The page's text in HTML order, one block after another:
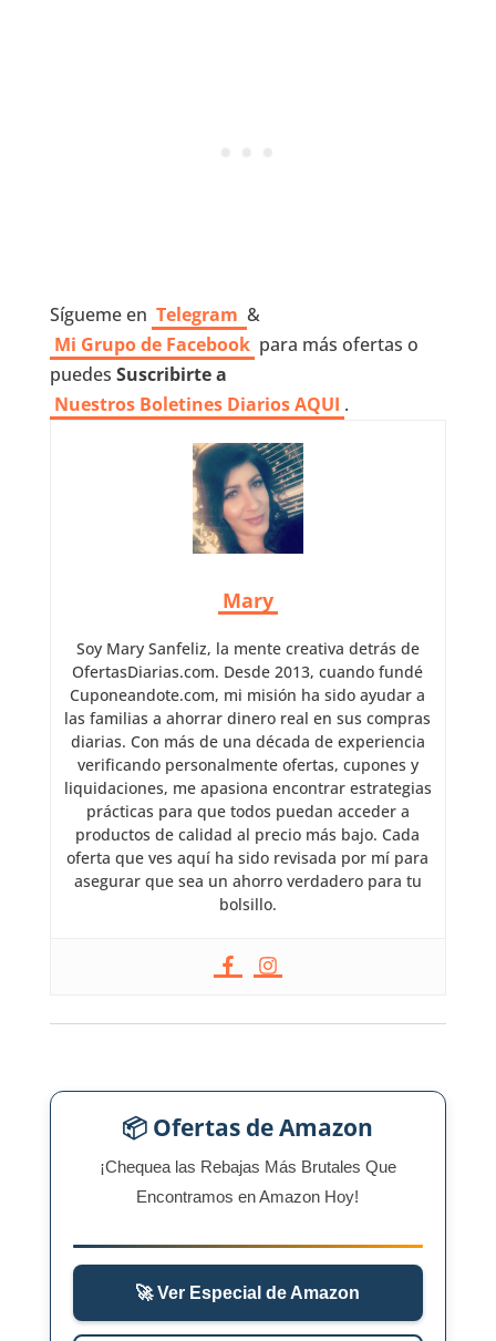
Sígueme en Telegram &
Mi Grupo de Facebook para más ofertas o
puedes Suscribirte a
Nuestros Boletines Diarios AQUI .
Mary
Soy Mary Sanfeliz, la mente creativa detrás de
OfertasDiarias.com. Desde 2013, cuando fundé
Cuponeandote.com, mi misión ha sido ayudar a
las familias a ahorrar dinero real en sus compras
diarias. Con más de una década de experiencia
verificando personalmente ofertas, cupones y
liquidaciones, me apasiona encontrar estrategias
prácticas para que todos puedan acceder a
productos de calidad al precio más bajo. Cada
oferta que ves aquí ha sido revisada por mí para
asegurar que sea un ahorro verdadero para tu
bolsillo.
📦 Ofertas de Amazon
¡Chequea las Rebajas Más Brutales Que
Encontramos en Amazon Hoy!
🚀 Ver Especial de Amazon